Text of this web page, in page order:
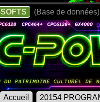
(Base de
Accueil 20154